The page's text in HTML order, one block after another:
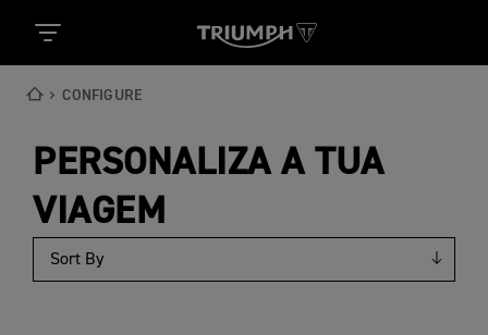
CONFIGURE
PERSONALIZA A TUA
VIAGEM